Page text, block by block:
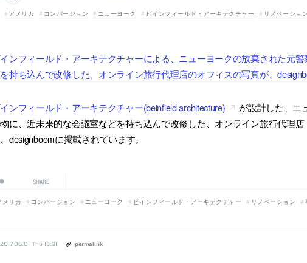
アメリカ コンバージョン ニューヨーク ビインフィールド・アーキテクチャー リノベーション
ンフィールド・アーキテクチャーによる、ニューヨークの放棄された元
持ち込んで改修した、オンライン旅行代理店のオフィスの写真が、
ンフィールド・アーキテクチャー(beinfield architecture)
が設計した、ニ
に、近未来的な会議室などを持ち込んで改修した、オンライン旅行代理
designboomに掲載されています。
SHARE
メリカ コンバージョン ニューヨーク ビインフィールド・アーキテクチャー リノベーション
2017.06.01 Thu 15:31 permalink